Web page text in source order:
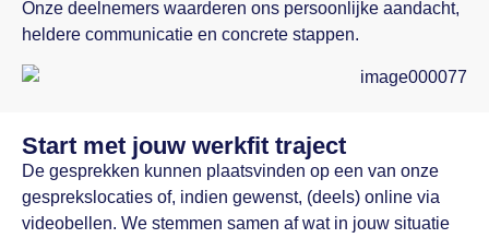
Onze deelnemers waarderen ons persoonlijke aandacht,
heldere communicatie en concrete stappen.
Start met jouw werkfit traject
De gesprekken kunnen plaatsvinden op een van onze
gesprekslocaties of, indien gewenst, (deels) online via
videobellen. We stemmen samen af wat in jouw situatie